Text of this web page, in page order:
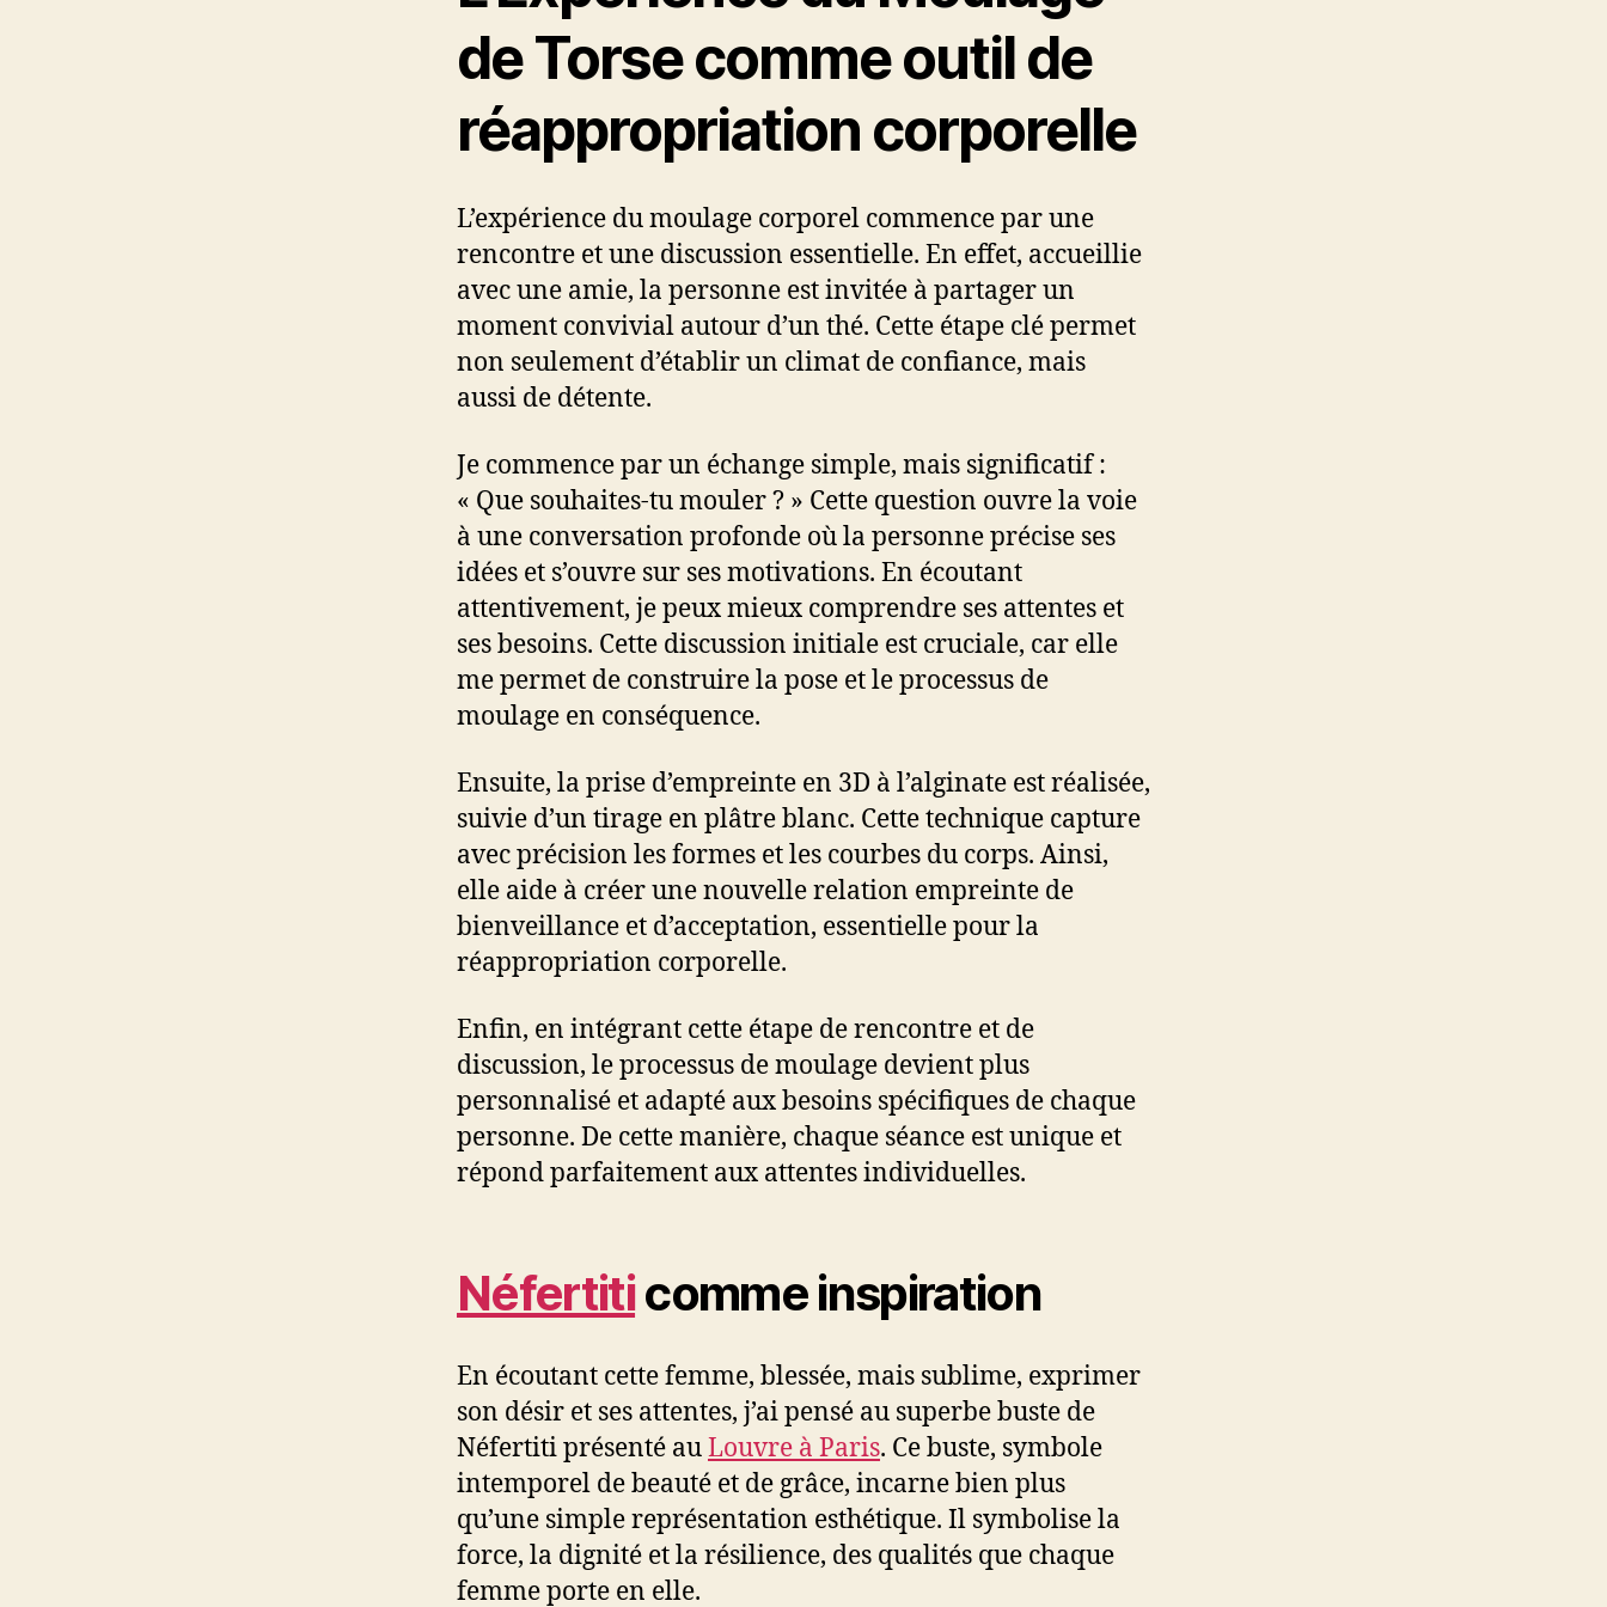
de Torse comme outil de
réappropriation corporelle
L’expérience du moulage corporel commence par une
rencontre et une discussion essentielle. En effet, accueillie
avec une amie, la personne est invitée à partager un
moment convivial autour d’un thé. Cette étape clé permet
non seulement d’établir un climat de confiance, mais
aussi de détente.
Je commence par un échange simple, mais significatif :
« Que souhaites-tu mouler ? » Cette question ouvre la voie
à une conversation profonde où la personne précise ses
idées et s’ouvre sur ses motivations. En écoutant
attentivement, je peux mieux comprendre ses attentes et
ses besoins. Cette discussion initiale est cruciale, car elle
me permet de construire la pose et le processus de
moulage en conséquence.
Ensuite, la prise d’empreinte en 3D à l’alginate est réalisée,
suivie d’un tirage en plâtre blanc. Cette technique capture
avec précision les formes et les courbes du corps. Ainsi,
elle aide à créer une nouvelle relation empreinte de
bienveillance et d’acceptation, essentielle pour la
réappropriation corporelle.
Enfin, en intégrant cette étape de rencontre et de
discussion, le processus de moulage devient plus
personnalisé et adapté aux besoins spécifiques de chaque
personne. De cette manière, chaque séance est unique et
répond parfaitement aux attentes individuelles.
Néfertiticomme inspiration
En écoutant cette femme, blessée, mais sublime, exprimer
son désir et ses attentes, j’ai pensé au superbe buste de
Néfertiti présenté auLouvre à Paris. Ce buste, symbole
intemporel de beauté et de grâce, incarne bien plus
qu’une simple représentation esthétique. Il symbolise la
force, la dignité et la résilience, des qualités que chaque
femme porte en elle.